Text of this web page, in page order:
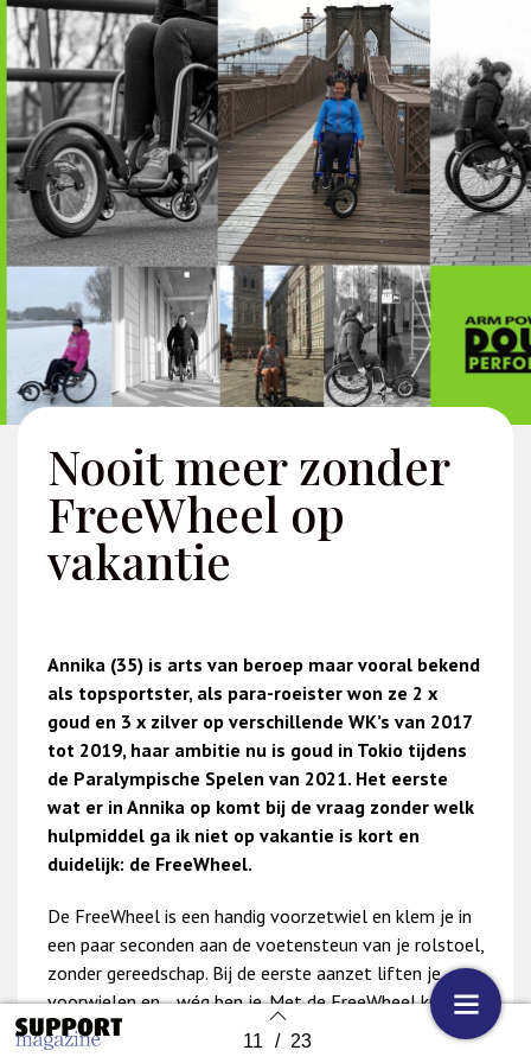
Back to index 11 / 23
Nooit meer zonder
FreeWheel op
vakantie
Annika (35) is arts van beroep maar vooral bekend
als topsportster, als para-roeister won ze 2 x
goud en 3 x zilver op verschillende WK’s van 2017
tot 2019, haar ambitie nu is goud in Tokio tijdens
de Paralympische Spelen van 2021. Het eerste
wat er in Annika op komt bij de vraag zonder welk
hulpmiddel ga ik niet op vakantie is kort en
duidelijk: de FreeWheel.
De FreeWheel is een handig voorzetwiel en klem je in
een paar seconden aan de voetensteun van je rolstoel,
zonder gereedschap. Bij de eerste aanzet liften je
voorwielen en… wég ben je. Met de FreeWheel kun je
je makkelijker verplaatsen over moeilijk begaanbare